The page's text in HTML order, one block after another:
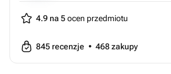
4.9 na 5ocen przedmiotu
845 recenzje • 468zakupy